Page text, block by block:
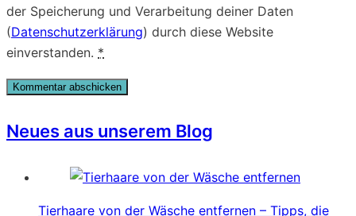
der Speicherung und Verarbeitung deiner Daten
(Datenschutzerklärung) durch diese Website
einverstanden. *
Neues aus unserem Blog
Tierhaare von der Wäsche entfernen – Tipps, die